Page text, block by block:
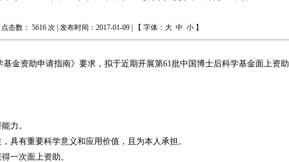
击数： 5616 次 | 发布时间：2017-01-09 | 【 字体： 大 中 小 】
金资助申请指南》要求，拟于近期开展第61批中国博士后科学基金面上资助
力。
有重要科学意义和应用价值，且为本人承担。
一次面上资助。